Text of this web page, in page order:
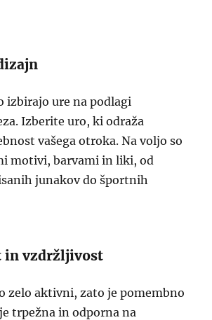
izbirajo ure na podlagi
Izberite uro, ki odraža
vašega otroka. Na voljo so
motivi, barvami in liki, od
junakov do športnih
in vzdržljivost
zelo aktivni, zato je pomembno
trpežna in odporna na